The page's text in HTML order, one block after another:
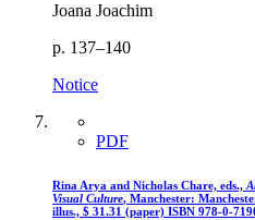
Joana Joachim
p. 137–140
Notice
PDF
Rina Arya and Nicholas Chare, eds.,
Visual Culture, Manchester:
illus., $ 31.31 (paper) ISBN 978-0-